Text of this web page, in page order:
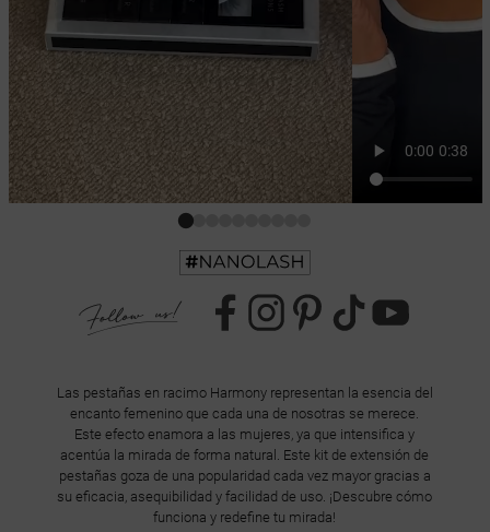
Las pestañas en racimo Harmony representan la esencia del
encanto femenino que cada una de nosotras se merece.
Este efecto enamora a las mujeres, ya que intensifica y
acentúa la mirada de forma natural. Este kit de extensión de
pestañas goza de una popularidad cada vez mayor gracias a
su eficacia, asequibilidad y facilidad de uso. ¡Descubre cómo
funciona y redefine tu mirada!